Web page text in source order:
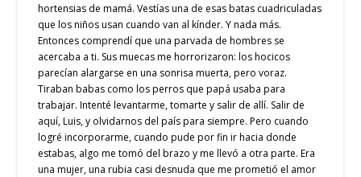
hortensias de mamá. Vestías una de esas batas cuadriculadas
que los niños usan cuando van al kínder. Y nada más.
Entonces comprendí que una parvada de hombres se
acercaba a ti. Sus muecas me horrorizaron: los hocicos
parecían alargarse en una sonrisa muerta, pero voraz.
Tiraban babas como los perros que papá usaba para
trabajar. Intenté levantarme, tomarte y salir de allí. Salir de
aquí, Luis, y olvidarnos del país para siempre. Pero cuando
logré incorporarme, cuando pude por fin ir hacia donde
estabas, algo me tomó del brazo y me llevó a otra parte. Era
una mujer, una rubia casi desnuda que me prometió el amor